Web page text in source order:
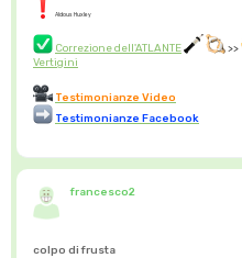
Aldous Huxley
Correzione dell'ATLANTE >>
Vertigini
Testimonianze Video
Testimonianze Facebook
francesco2
colpo di frusta